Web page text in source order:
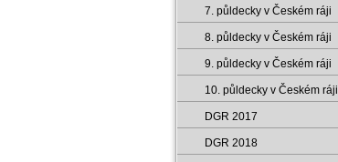
7. půldecky v Českém ráji
8. půldecky v Českém ráji
9. půldecky v Českém ráji
10. půldecky v Českém ráji
DGR 2017
DGR 2018